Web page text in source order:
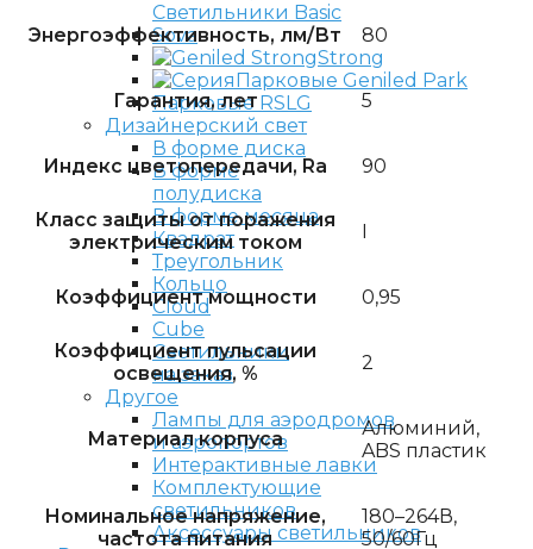
Светильники Basic
Sova
Strong
Парковые Geniled Park
Парковые RSLG
Дизайнерский свет
В форме диска
В форме
полудиска
В форме месяца
Квадрат
Треугольник
Кольцо
Cloud
Cube
Светильники
на заказ
Другое
Лампы для аэродромов
и аэропортов
Интерактивные лавки
Комплектующие
светильников
Аксессуары светильников
Энергоэффективность, лм/Вт 80
Гарантия, лет 5
Индекс цветопередачи, Ra 90
Класс защиты от поражения
электрическим током
I
Коэффициент мощности 0,95
Коэффициент пульсации
освещения, %
2
Материал корпуса
Алюминий,
ABS пластик
Номинальное напряжение,
частота питания
180–264В,
50/60Гц